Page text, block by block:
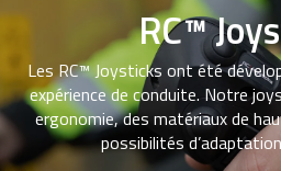
RC™
Les RC™ Joysticks ont été
expérience de conduite. Notre
ergonomie, des matériaux de
possibilités